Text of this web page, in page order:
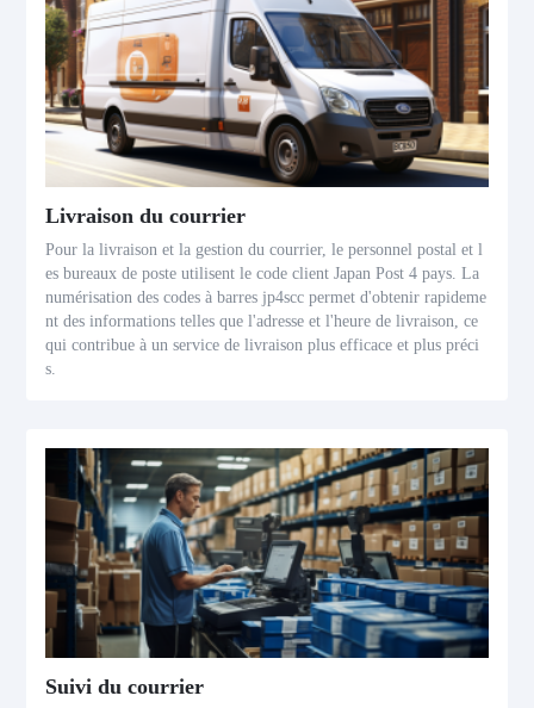
Livraison du courrier
Pour la livraison et la gestion du courrier, le personnel postal et l
es bureaux de poste utilisent le code client Japan Post 4 pays. La
numérisation des codes à barres jp4scc permet d'obtenir rapideme
nt des informations telles que l'adresse et l'heure de livraison, ce
qui contribue à un service de livraison plus efficace et plus préci
s.
Suivi du courrier